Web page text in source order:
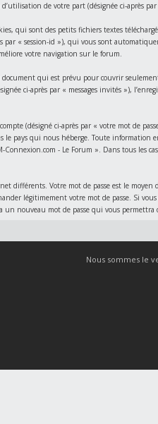
de votre part (désignée ci-après
qui sont des petits fichiers textes
« session-id »), qui vous sont
votre navigation sur le forum.
qui est prévu pour couvrir
ci-après par « messages invités »),
(désigné ci-après par « votre mot de
pays qui nous héberge. Toute information
- Le Forum ». Dans tous les
Votre mot de passe est le moyen
légitimement votre mot de passe. Si
un nouveau mot de passe qui vous permettra
Nous sommes le